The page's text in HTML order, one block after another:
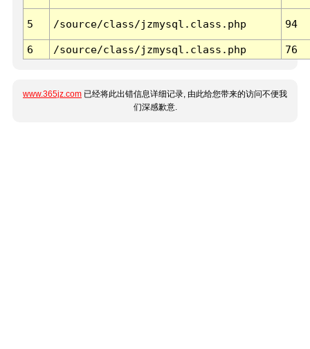
5 /source/class/jzmysql.class.php 94
6 /source/class/jzmysql.class.php 76
www.365jz.com 已经将此出错信息详细记录, 由此给您带来的访问不便我
们深感歉意.